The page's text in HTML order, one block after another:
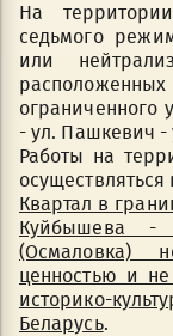
На
седьмого
или
ограниченного
- ул. Пашкевич -
Работы на
осуществляться
Квартал в
Куйбышева -
(Осмаловка)
ценностью и
историко-
Беларусь.